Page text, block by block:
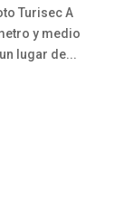
Turisec A
y medio
lugar de...